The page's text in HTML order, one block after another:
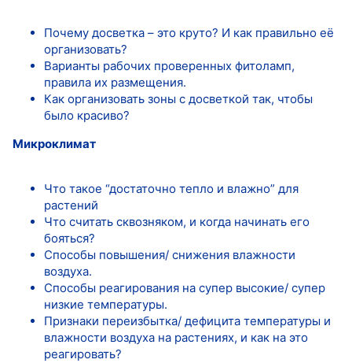
Почему досветка – это круто? И как правильно её
организовать?
Варианты рабочих проверенных фитоламп,
правила их размещения.
Как организовать зоны с досветкой так, чтобы
было красиво?
Микроклимат
Что такое “достаточно тепло и влажно” для
растений
Что считать сквозняком, и когда начинать его
бояться?
Способы повышения/ снижения влажности
воздуха.
Способы реагирования на супер высокие/ супер
низкие температуры.
Признаки переизбытка/ дефицита температуры и
влажности воздуха на растениях, и как на это
реагировать?